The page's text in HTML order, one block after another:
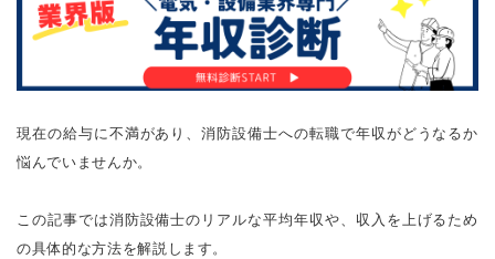
現在の給与に不満があり、消防設備士への転職で年収がどうなるか
悩んでいませんか。
この記事では消防設備士のリアルな平均年収や、収入を上げるため
の具体的な方法を解説します。